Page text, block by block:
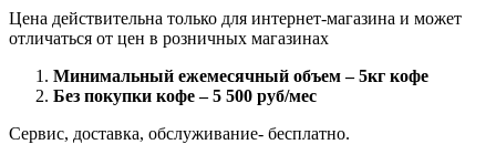
Цена действительна только для интернет-магазина и может
отличаться от цен в розничных магазинах
Минимальный ежемесячный объем – 5кг кофе
Без покупки кофе – 5 500 руб/мес
Сервис, доставка, обслуживание- бесплатно.